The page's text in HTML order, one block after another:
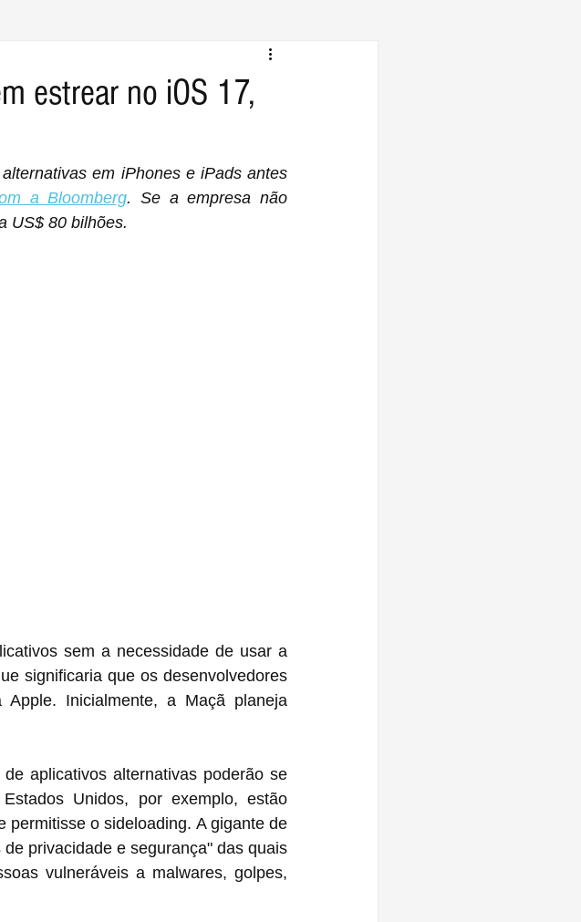
estrear no iOS 17,
em iPhones e iPads antes
a Bloomberg. Se a empresa não
US$ 80 bilhões.
sem a necessidade de usar a
significaria que os desenvolvedores
Inicialmente, a Maçã planeja
aplicativos alternativas poderão se
permitisse o sideloading. A gigante de
privacidade e segurança" das quais
vulneráveis a malwares, golpes,